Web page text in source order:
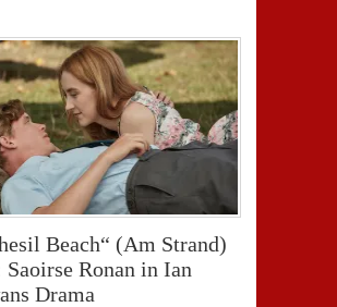
Beach“ (Am Strand)
Ronan in Ian
Drama